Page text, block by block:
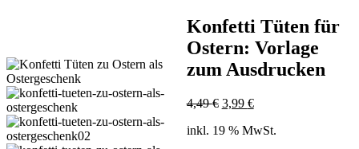
Konfetti Tüten für
Ostern: Vorlage
zum Ausdrucken
4,49€ Ursprünglicher
war:
3,99 €Aktueller
ist:
inkl. 19 % MwSt.